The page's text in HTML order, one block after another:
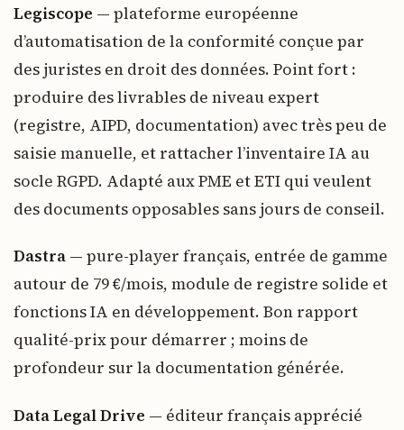
Legiscope — plateforme européenne
d’automatisation de la conformité conçue par
des juristes en droit des données. Point fort :
produire des livrables de niveau expert
(registre, AIPD, documentation) avec très peu de
saisie manuelle, et rattacher l’inventaire IA au
socle RGPD. Adapté aux PME et ETI qui veulent
des documents opposables sans jours de conseil.
Dastra — pure-player français, entrée de gamme
autour de 79 €/mois, module de registre solide et
fonctions IA en développement. Bon rapport
qualité-prix pour démarrer ; moins de
profondeur sur la documentation générée.
Data Legal Drive — éditeur français apprécié